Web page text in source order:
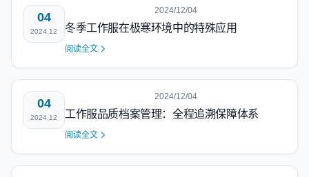
04
2024.12
2024/12/04
冬季工作服在极寒环境中的特殊应用
阅读全文
04
2024.12
2024/12/04
工作服品质档案管理：全程追溯保障体系
阅读全文